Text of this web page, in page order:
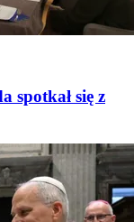
spotkał się z